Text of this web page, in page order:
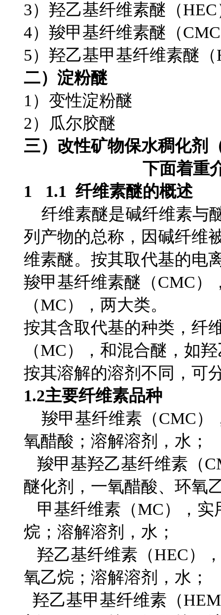
3）羟乙基纤维素醚（HEC
4）羧甲基纤维素醚（
5）羟乙基甲基纤维素醚
二）淀粉醚
1）变性淀粉醚
2）瓜尔胶醚
三）改性矿物保水稠化剂
下面着重
1 1.1 纤维素醚的概述
纤维素醚是碱纤维素与
列产物的总称，因碱纤维
维素醚。按其取代基的电
羧甲基纤维素醚（CMC）
（MC），两大类。
按其含取代基的种类，纤
（MC），和混合醚，如
按其溶解的溶剂不同，可
1.2主要纤维素品种
羧甲基纤维素（CMC）
氧醋酸；溶解溶剂，水；
羧甲基羟乙基纤维素（
醚化剂，一氧醋酸、环氧
甲基纤维素（MC），实
烷；溶解溶剂，水；
羟乙基纤维素（HEC）
氧乙烷；溶解溶剂，水；
羟乙基甲基纤维素（